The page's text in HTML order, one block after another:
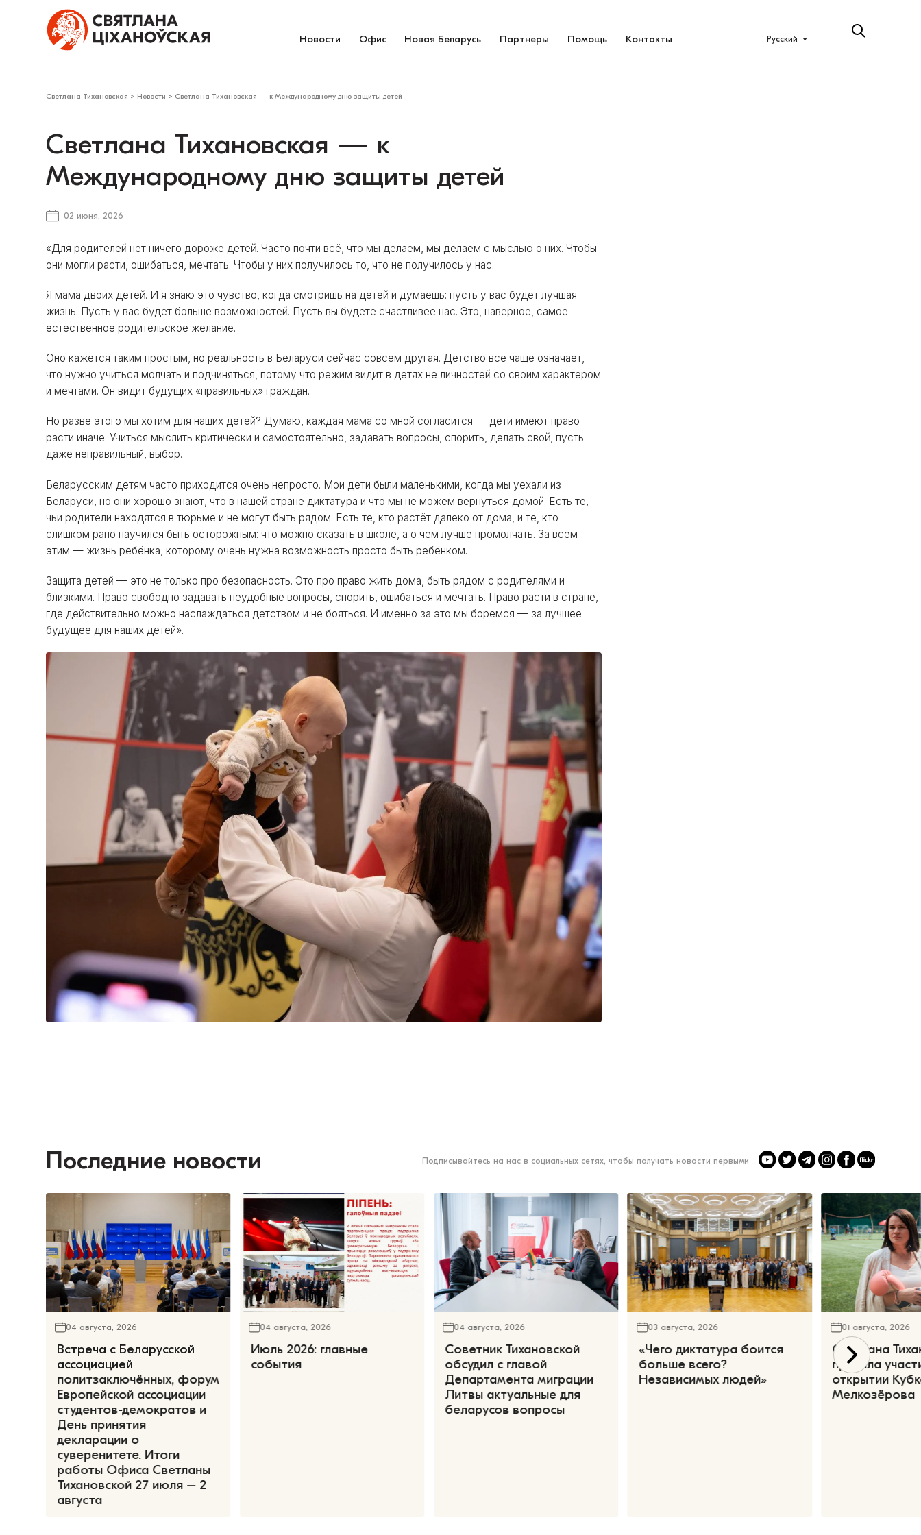
Новости Офис Новая Беларусь Партнеры Помощь Контакты Русский
Светлана Тихановская > Новости > Светлана Тихановская — к Международному дню защиты детей
Светлана Тихановская — к
Международному дню защиты детей
02 июня, 2026
«Для родителей нет ничего дороже детей. Часто почти всё, что мы делаем, мы делаем с мыслью о них. Чтобы
они могли расти, ошибаться, мечтать. Чтобы у них получилось то, что не получилось у нас.
Я мама двоих детей. И я знаю это чувство, когда смотришь на детей и думаешь: пусть у вас будет лучшая
жизнь. Пусть у вас будет больше возможностей. Пусть вы будете счастливее нас. Это, наверное, самое
естественное родительское желание.
Оно кажется таким простым, но реальность в Беларуси сейчас совсем другая. Детство всё чаще означает,
что нужно учиться молчать и подчиняться, потому что режим видит в детях не личностей со своим характером
и мечтами. Он видит будущих «правильных» граждан.
Но разве этого мы хотим для наших детей? Думаю, каждая мама со мной согласится — дети имеют право
расти иначе. Учиться мыслить критически и самостоятельно, задавать вопросы, спорить, делать свой, пусть
даже неправильный, выбор.
Беларусским детям часто приходится очень непросто. Мои дети были маленькими, когда мы уехали из
Беларуси, но они хорошо знают, что в нашей стране диктатура и что мы не можем вернуться домой. Есть те,
чьи родители находятся в тюрьме и не могут быть рядом. Есть те, кто растёт далеко от дома, и те, кто
слишком рано научился быть осторожным: что можно сказать в школе, а о чём лучше промолчать. За всем
этим — жизнь ребёнка, которому очень нужна возможность просто быть ребёнком.
Защита детей — это не только про безопасность. Это про право жить дома, быть рядом с родителями и
близкими. Право свободно задавать неудобные вопросы, спорить, ошибаться и мечтать. Право расти в стране,
где действительно можно наслаждаться детством и не бояться. И именно за это мы боремся — за лучшее
будущее для наших детей».
Последние новости Подписывайтесь на нас в социальных сетях, чтобы получать новости первыми
04 августа, 2026
Встреча с Беларусской
ассоциацией
политзаключённых, форум
Европейской ассоциации
студентов-демократов и
День принятия
декларации о
суверенитете. Итоги
работы Офиса Светланы
Тихановской 27 июля – 2
августа
04 августа, 2026
Июль 2026: главные
события
04 августа, 2026
Советник Тихановской
обсудил с главой
Департамента миграции
Литвы актуальные для
беларусов вопросы
03 августа, 2026
«Чего диктатура боится
больше всего?
Независимых людей»
01 августа, 2026
Светлана
приняла
открытии
Мелкозёрова